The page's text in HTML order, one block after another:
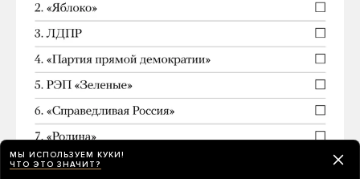
МЫ ИСПОЛЬЗУЕМ КУКИ!
ЧТО ЭТО ЗНАЧИТ?